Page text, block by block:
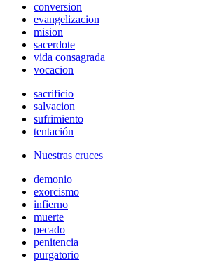
conversion
evangelizacion
mision
sacerdote
vida consagrada
vocacion
sacrificio
salvacion
sufrimiento
tentación
Nuestras cruces
demonio
exorcismo
infierno
muerte
pecado
penitencia
purgatorio